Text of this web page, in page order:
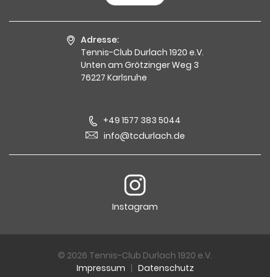
Adresse:
Tennis-Club Durlach 1920 e.V.
Unten am Grötzinger Weg 3
76227 Karlsruhe
+49 1577 383 5044
info@tcdurlach.de
Instagram
© 2026 Tennis-Club Durlach 1920 e.V.
Impressum | Datenschutz